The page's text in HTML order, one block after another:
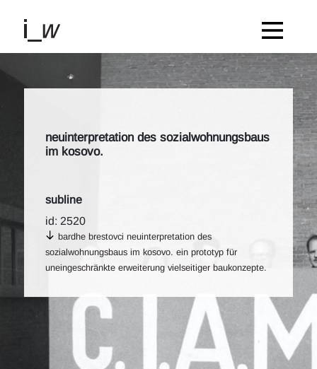
neuinterpretation des sozialwohnungsbaus
im kosovo.
subline
id: 2520
bardhe brestovci neuinterpretation des
sozialwohnungsbaus im kosovo. ein prototyp für
uneingeschränkte erweiterung vielseitiger baukonzepte.